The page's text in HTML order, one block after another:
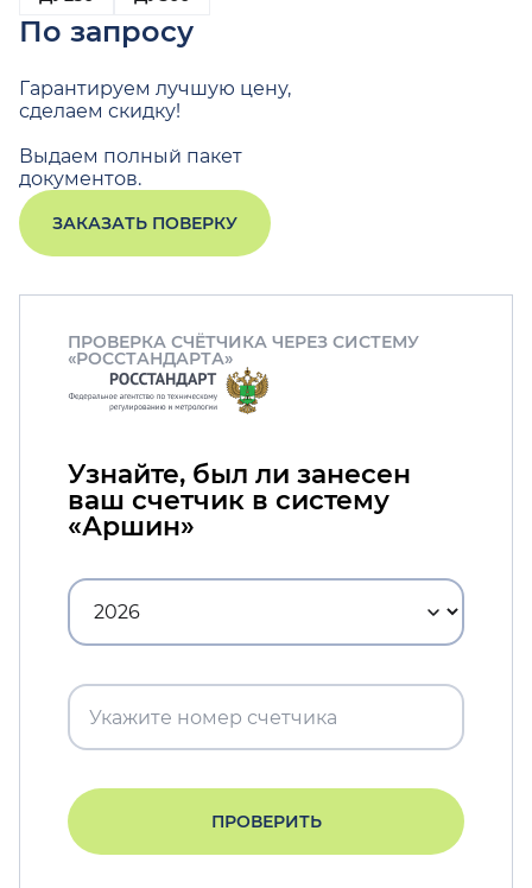
По запросу
Гарантируем лучшую цену,
сделаем скидку!
Выдаем полный пакет
документов.
ЗАКАЗАТЬ ПОВЕРКУ
ПРОВЕРКА СЧЁТЧИКА ЧЕРЕЗ СИСТЕМУ
«РОССТАНДАРТА»
Узнайте, был ли занесен
ваш счетчик в систему
«Аршин»
ПРОВЕРИТЬ